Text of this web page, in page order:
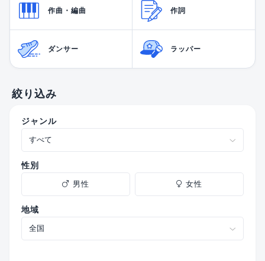
作曲・編曲 作詞
ダンサー ラッパー
絞り込み
ジャンル
性別
男性 女性
地域